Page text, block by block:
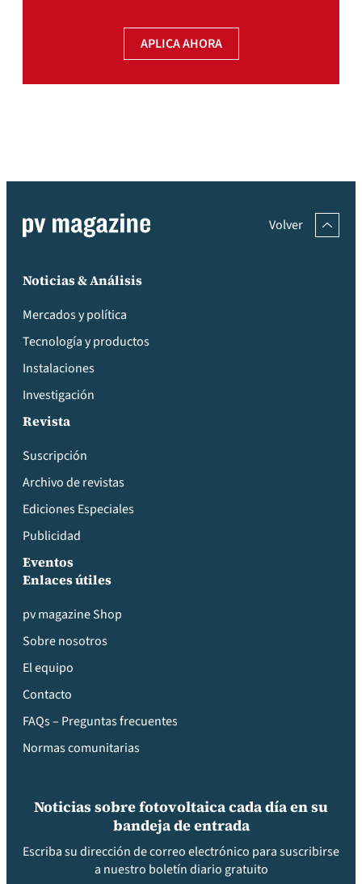
APLICA AHORA
Volver
Noticias & Análisis
Mercados y política
Tecnología y productos
Instalaciones
Investigación
Revista
Suscripción
Archivo de revistas
Ediciones Especiales
Publicidad
Eventos
Enlaces útiles
pv magazine Shop
Sobre nosotros
El equipo
Contacto
FAQs – Preguntas frecuentes
Normas comunitarias
Noticias sobre fotovoltaica cada día en su
bandeja de entrada
Escriba su dirección de correo electrónico para suscribirse
a nuestro boletín diario gratuito